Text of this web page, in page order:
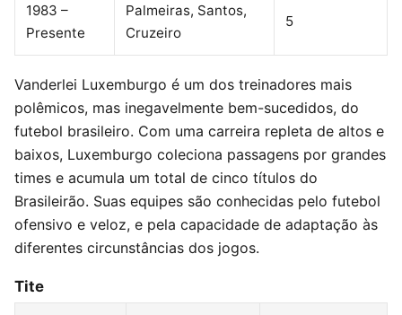
1983 –
Presente
Palmeiras, Santos,
Cruzeiro
5
Vanderlei Luxemburgo é um dos treinadores mais
polêmicos, mas inegavelmente bem-sucedidos, do
futebol brasileiro. Com uma carreira repleta de altos e
baixos, Luxemburgo coleciona passagens por grandes
times e acumula um total de cinco títulos do
Brasileirão. Suas equipes são conhecidas pelo futebol
ofensivo e veloz, e pela capacidade de adaptação às
diferentes circunstâncias dos jogos.
Tite